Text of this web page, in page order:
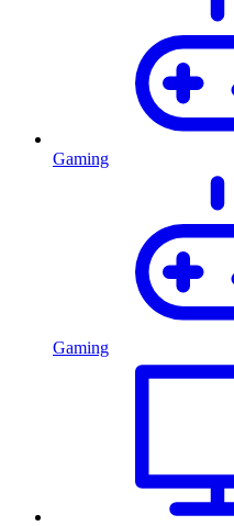
Gaming
Gaming